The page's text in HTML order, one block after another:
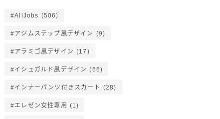
AllJobs (506)
アジムステップ風デザイン (9)
アラミゴ風デザイン (17)
イシュガルド風デザイン (66)
インナーパンツ付きスカート (28)
エレゼン女性専用 (1)